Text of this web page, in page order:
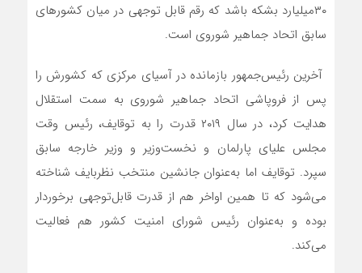
۳۰میلیارد بشکه باشد که رقم قابل توجهی در میان کشورهای
سابق اتحاد جماهیر شوروی است.
آخرین رئیس‌‌جمهور بازمانده در آسیای مرکزی که کشورش را
پس از فروپاشی اتحاد جماهیر شوروی به سمت استقلال
هدایت کرد، در سال ۲۰۱۹ قدرت را به توقایف، رئیس وقت
مجلس علیای پارلمان و نخست‌‌وزیر و وزیر خارجه سابق
سپرد. توقایف اما به‌عنوان جانشین منتخب نظربایف شناخته
می‌شود که تا همین اواخر هم از قدرت قابل‌‌توجهی برخوردار
بوده و به‌عنوان رئیس شورای امنیت کشور هم فعالیت
می‌کند.